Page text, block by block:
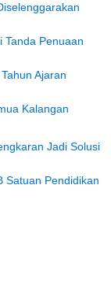
Tanda Penuaan
Ajaran
Kalangan
Jadi Solusi
Satuan Pendidikan